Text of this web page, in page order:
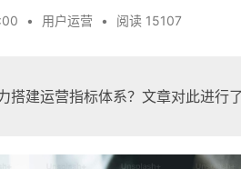
• 用户运营 • 阅读 15107
搭建运营指标体系？文章对此进行了